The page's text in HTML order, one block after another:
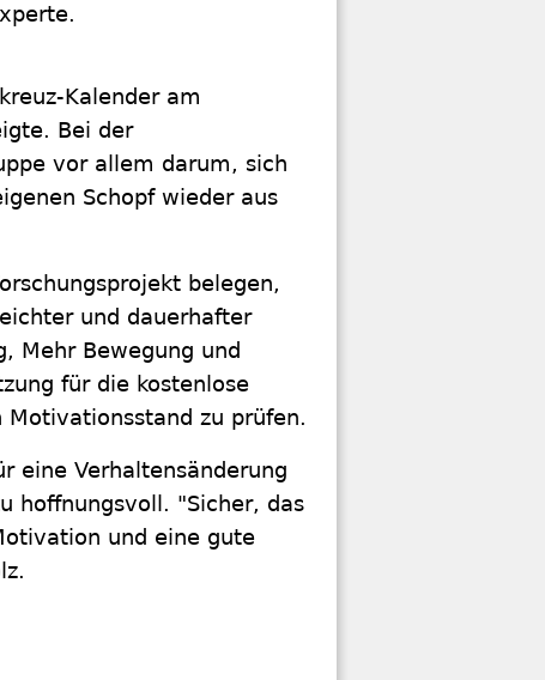
Kalender am
Bei der
vor allem darum, sich
Schopf wieder aus
belegen,
und dauerhafter
Mehr Bewegung und
für die kostenlose
Motivationsstand zu prüfen.
eine Verhaltensänderung
hoffnungsvoll. "Sicher, das
und eine gute